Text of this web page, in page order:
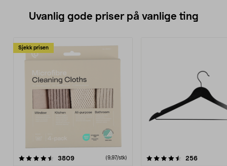
Uvanlig gode priser på vanlige ting
Sjekk prisen
3809anmeldelser(9,97/stk)
4.5av 5 stjerner 256
4.5av 5 stjerner